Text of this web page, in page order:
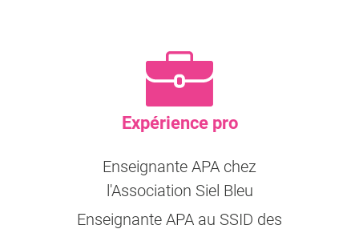
Expérience pro
Enseignante APA chez
l'Association Siel Bleu
Enseignante APA au SSID des